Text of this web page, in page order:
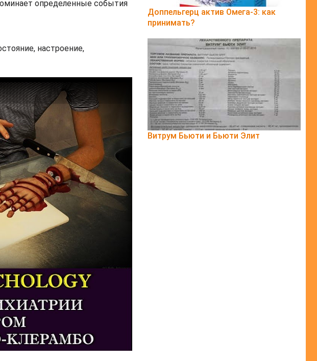
определенные события
настроение,
Доппельгерц актив Омега-3: как
принимать?
Витрум Бьюти и Бьюти Элит